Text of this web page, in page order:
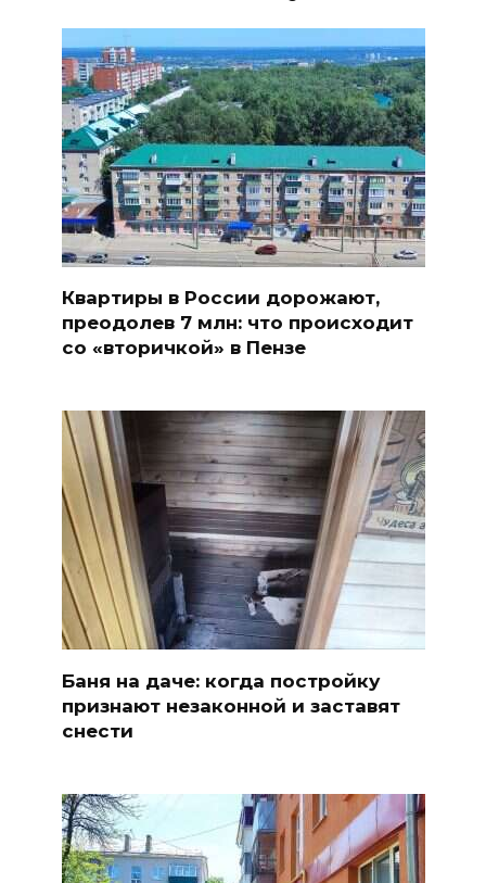
Квартиры в России дорожают,
преодолев 7 млн: что происходит
со «вторичкой» в Пензе
Баня на даче: когда постройку
признают незаконной и заставят
снести